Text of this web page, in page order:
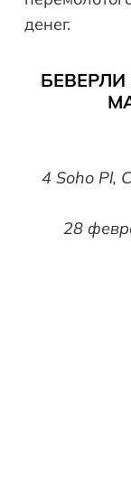
денег.
БЕВЕРЛИ
4 Soho Pl,
28